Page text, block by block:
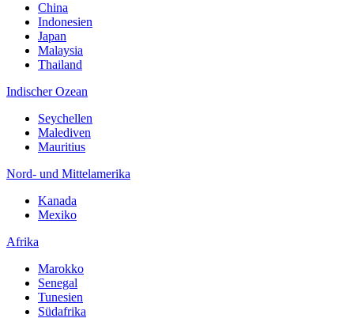
China
Indonesien
Japan
Malaysia
Thailand
Indischer Ozean
Seychellen
Malediven
Mauritius
Nord- und Mittelamerika
Kanada
Mexiko
Afrika
Marokko
Senegal
Tunesien
Südafrika